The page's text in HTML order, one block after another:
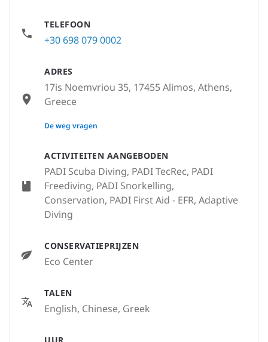
ACTIVITEITEN AANGEBODEN
PADI Scuba Diving, PADI TecRec, PADI
Freediving, PADI Snorkelling,
Conservation, PADI First Aid - EFR, Adaptive
Diving
CONSERVATIEPRIJZEN
Eco Center
TALEN
English, Chinese, Greek
TELEFOON
+30 698 079 0002
ADRES
17is Noemvriou 35, 17455 Alimos, Athens,
Greece
None
De weg vragen